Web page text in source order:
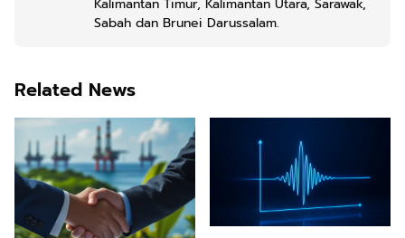
Kalimantan Timur, Kalimantan Utara, Sarawak,
Sabah dan Brunei Darussalam.
Related News